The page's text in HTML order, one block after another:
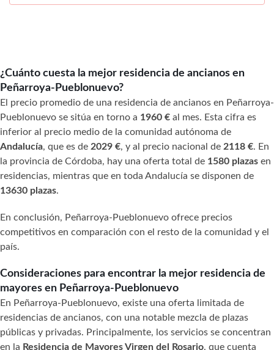
¿Cuánto cuesta la mejor residencia de ancianos en
Peñarroya-Pueblonuevo?
El precio promedio de una residencia de ancianos en Peñarroya-
Pueblonuevo se sitúa en torno a 1960 € al mes. Esta cifra es
inferior al precio medio de la comunidad autónoma de
Andalucía, que es de 2029 €, y al precio nacional de 2118 €. En
la provincia de Córdoba, hay una oferta total de 1580 plazas en
residencias, mientras que en toda Andalucía se disponen de
13630 plazas.
En conclusión, Peñarroya-Pueblonuevo ofrece precios
competitivos en comparación con el resto de la comunidad y el
país.
Consideraciones para encontrar la mejor residencia de
mayores en Peñarroya-Pueblonuevo
En Peñarroya-Pueblonuevo, existe una oferta limitada de
residencias de ancianos, con una notable mezcla de plazas
públicas y privadas. Principalmente, los servicios se concentran
en la Residencia de Mayores Virgen del Rosario, que cuenta